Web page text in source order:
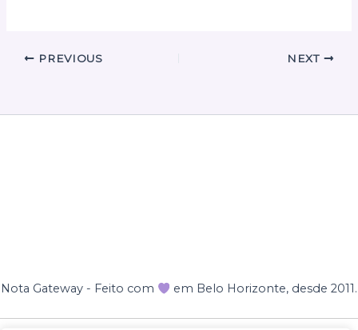
PREVIOUS NEXT
Nota Gateway - Feito com em Belo Horizonte, desde 2011.